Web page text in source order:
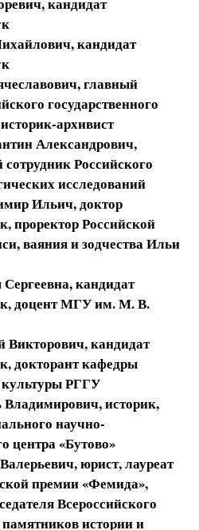
кандидат
, главный
государственного
архивист
Александрович,
Российского
исследований
Ильич, доктор
проректор Российской
ваяния и зодчества Ильи
, кандидат
доцент МГУ им. М. В.
Викторович, кандидат
докторант кафедры
культуры РГГУ
Владимирович, историк,
научно-
центра «Бутово»
, юрист, лауреат
премии «Фемида»,
Всероссийского
истории и